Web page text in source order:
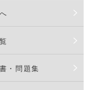
・問題集